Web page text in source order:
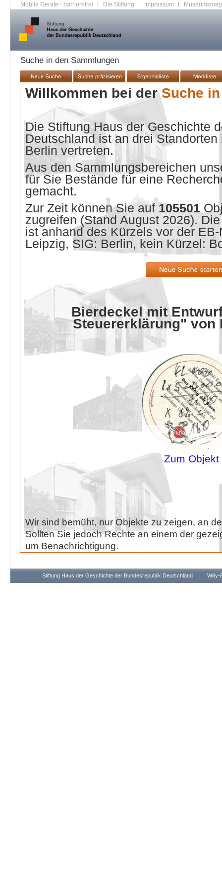
Mobile Geräte - barrierefrei | Die Stiftung | Impressum |
Suche in den Sammlungen
Willkommen bei derSuche
Die Stiftung Haus der Geschichte
Deutschland ist an drei
Berlin vertreten.
Aus den Sammlungsbereichen
für Sie Bestände für eine
gemacht.
Zur Zeit können Sie auf 105501
zugreifen (Stand August 2026).
ist anhand des Kürzels vor der
Leipzig, SIG: Berlin, kein Kürzel:
Bierdeckel mit
Steuererklärung" von
Zum Objekt
Wir sind bemüht, nur Objekte zu zeigen, an
Sollten Sie jedoch Rechte an einem der
um Benachrichtigung.
Stiftung Haus der Geschichte der Bundesrepublik Deutschland | Willy-